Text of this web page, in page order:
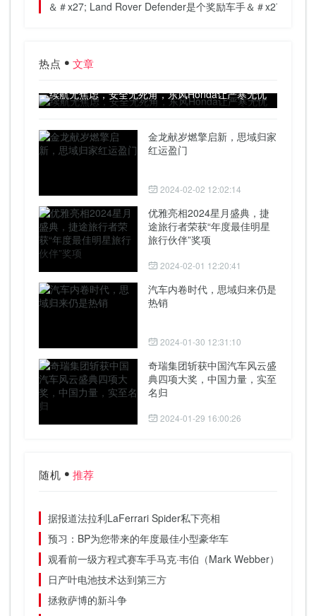
＆＃x27; Land Rover Defender是个奖励车手＆＃x27;汽车
热点 文章
续航无焦虑，安全无死角，东风Honda让严寒无忧
金龙献岁燃擎启新，思域归家
红运盈门
2024-02-02 12:02:14
优雅亮相2024星月盛典，捷
途旅行者荣获“年度最佳明星
旅行伙伴”奖项
2024-02-01 12:20:41
汽车内卷时代，思域归来仍是
热销
2024-01-30 12:31:10
奇瑞集团斩获中国汽车风云盛
典四项大奖，中国力量，实至
名归
2024-01-29 16:00:26
随机 推荐
据报道法拉利LaFerrari Spider私下亮相
预习：BP为您带来的年度最佳小型豪华车
观看前一级方程式赛车手马克·韦伯（Mark Webber）试镜的“
日产叶电池技术达到第三方
拯救萨博的新斗争